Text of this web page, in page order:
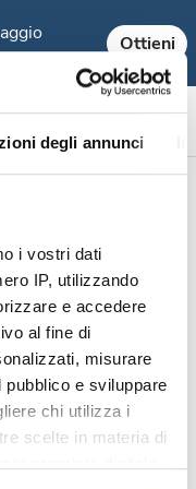
degli annunci
i vostri dati
IP, utilizzando
e accedere
al fine di
misurare
e sviluppare
chi utilizza i
scelte in materia di
Ottieni
link di
la tua